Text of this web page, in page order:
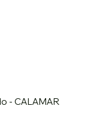
- CALAMAR